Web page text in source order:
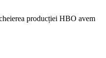
producției HBO avem